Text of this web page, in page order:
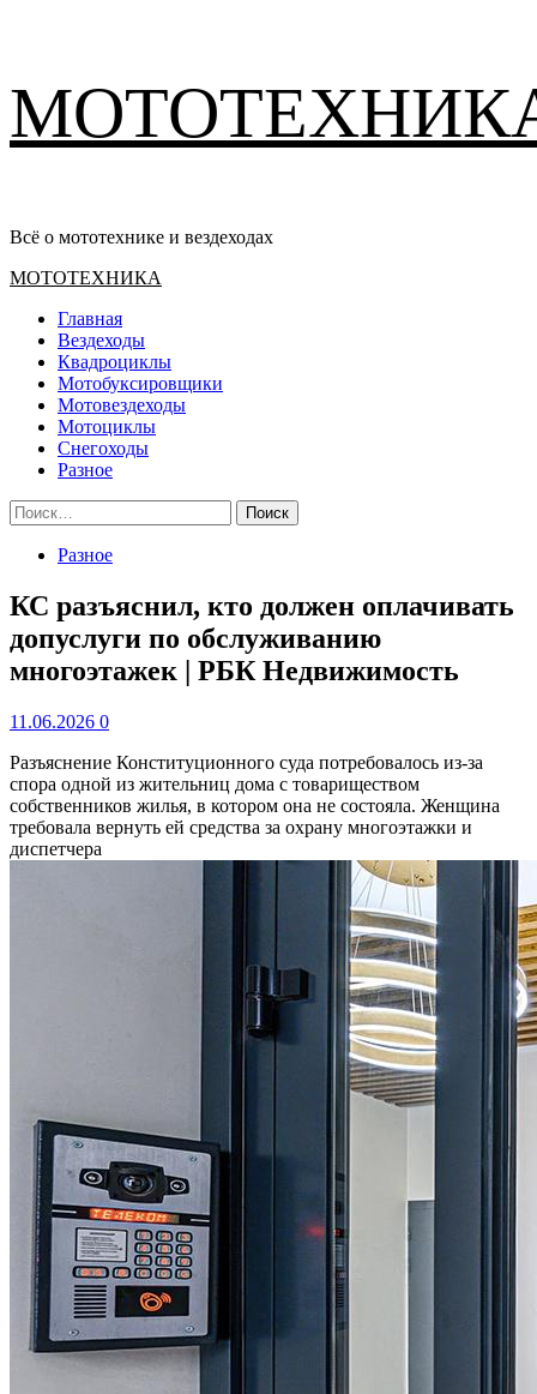
содержимому
Всё о мототехнике и вездеходах
Основное
МОТОТЕХНИКА
Главная
Вездеходы
Квадроциклы
Мотобуксировщики
Мотовездеходы
Мотоциклы
Снегоходы
Разное
Найти:
Разное
КС разъяснил, кто должен оплачивать
допуслуги по обслуживанию
многоэтажек | РБК Недвижимость
11.06.2026 0
Разъяснение Конституционного суда потребовалось из-за
спора одной из жительниц дома с товариществом
собственников жилья, в котором она не состояла. Женщина
требовала вернуть ей средства за охрану многоэтажки и
диспетчера